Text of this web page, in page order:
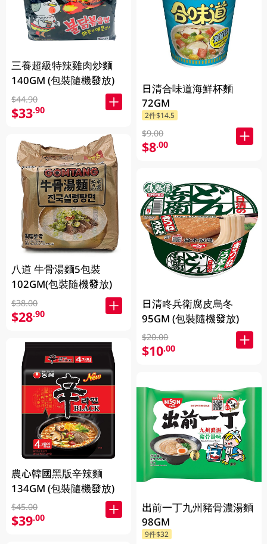
三養超級特辣雞肉炒麵
140GM (包裝隨機發放)
$44.90
$33.90
八道 牛骨湯麵5包裝
102GM(包裝隨機發放)
$38.00
$28.90
農心韓國黑版辛辣麵
134GM (包裝隨機發放)
$45.00
$39.00
日清合味道海鮮杯麵
72GM
2件$14.5
$9.00
$8.00
日清咚兵衛腐皮烏冬
95GM (包裝隨機發放)
$20.00
$10.00
出前一丁九州豬骨濃湯麵
98GM
9件$32